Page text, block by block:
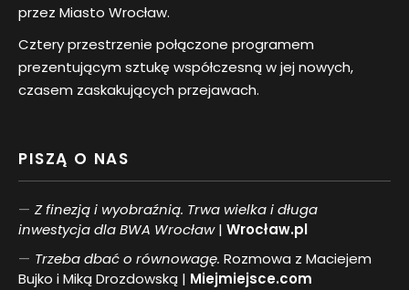
przez Miasto Wrocław.
Cztery przestrzenie połączone programem
prezentującym sztukę współczesną w jej nowych,
czasem zaskakujących przejawach.
PISZĄ O NAS
Z finezją i wyobraźnią. Trwa wielka i długa
inwestycja dla BWA Wrocław| Wrocław.pl
Trzeba dbać o równowagę. Rozmowa z Maciejem
Bujko i Miką Drozdowską | Miejmiejsce.com